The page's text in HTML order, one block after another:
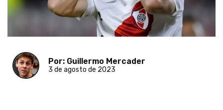
Por: Guillermo Mercader
3 de agosto de 2023